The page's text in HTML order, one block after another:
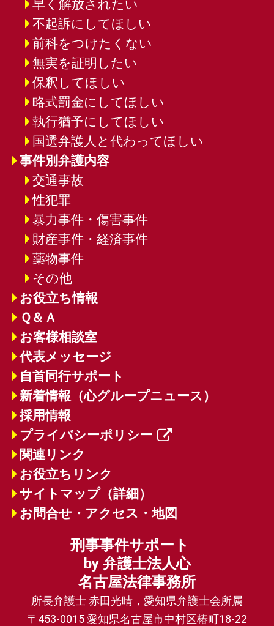
早く解放されたい
不起訴にしてほしい
前科をつけたくない
無実を証明したい
保釈してほしい
略式罰金にしてほしい
執行猶予にしてほしい
国選弁護人と代わってほしい
事件別弁護内容
交通事故
性犯罪
暴力事件・傷害事件
財産事件・経済事件
薬物事件
その他
お役立ち情報
Ｑ＆Ａ
お客様相談室
代表メッセージ
自首同行サポート
新着情報（心グループニュース）
採用情報
プライバシーポリシー
関連リンク
お役立ちリンク
サイトマップ（詳細）
お問合せ・アクセス・地図
刑事事件サポート
by 弁護士法人心
名古屋法律事務所
所長弁護士 赤田光晴，愛知県弁護士会所属
〒453-0015 愛知県名古屋市中村区椿町18-22